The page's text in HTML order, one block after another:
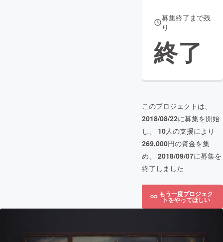
募集終了まで残
り
終了
このプロジェクトは、
2018/08/22に募集を開始
し、 10人の支援により
269,000円の資金を集
め、 2018/09/07に募集を
終了しました
もう一度プロジェク
トをやってほしい